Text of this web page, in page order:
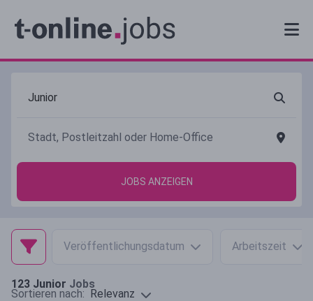
JOBS ANZEIGEN
Veröffentlichungsdatum Arbeitszeit
123 Junior Jobs
Sortieren nach: Relevanz